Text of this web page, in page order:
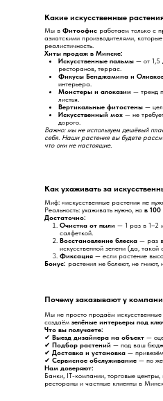
Мы не просто продаём
создаём зелёные интерьеры под
Что вы получаете:
✔ Выезд дизайнера на объект —
✔ Подбор растений — под ваш
✔ Доставка и установка —
✔ Сервисное обслуживание — по
Нам доверяют:
Банки, IT-компании, торговые центры,
рестораны и частные клиенты в
Как ухаживать за
Миф: «искусственные растения не
Реальность: ухаживать нужно, но в
Достаточно:
Очистка от пыли — 1 раз в 1–2
салфеткой.
Восстановление блеска — раз в
искусственной зелени (да, такой
Фиксация — если растение
Бонус: растения не болеют, не
Мы в Фитоофис работаем только с
азиатскими производителями,
реалистичность.
Хиты продаж в Минске:
Искусственные пальмы — от 1,5
ресторанов, террас.
Фикусы Бенджамина и
интерьера.
Монстеры и алоказии — тренд
листья.
Вертикальные фитостены —
Искусственный мох — не
дорого.
Важно: мы не используем дешёвый
себя. Наши растения вы будете
что они не настоящие.
Какие искусственные
Почему заказывают у